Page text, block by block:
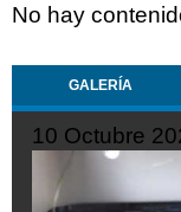
No hay
GALERÍA
10 Octubre